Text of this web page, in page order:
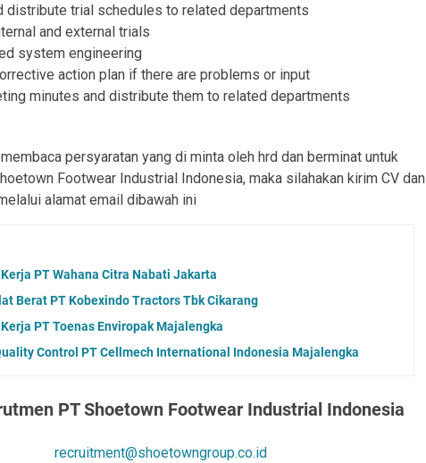
distribute trial schedules to related departments
and external trials
system engineering
action plan if there are problems or input
minutes and distribute them to related departments
persyaratan yang di minta oleh hrd dan berminat untuk
Footwear Industrial Indonesia, maka silahakan kirim CV dan
alamat email dibawah ini
PT Wahana Citra Nabati Jakarta
Berat PT Kobexindo Tractors Tbk Cikarang
PT Toenas Enviropak Majalengka
Control PT Cellmech International Indonesia Majalengka
PT Shoetown Footwear Industrial Indonesia
recruitment@shoetowngroup.co.id